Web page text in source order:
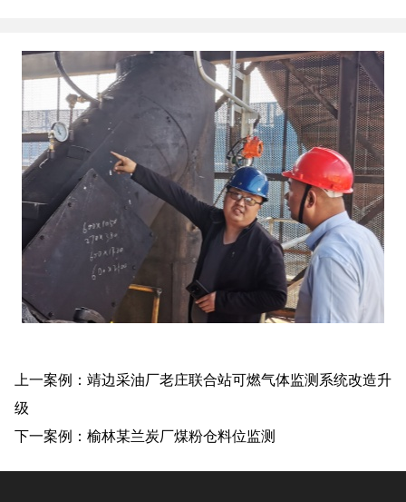
上一案例：靖边采油厂老庄联合站可燃气体监测系统改造升
级
下一案例：榆林某兰炭厂煤粉仓料位监测